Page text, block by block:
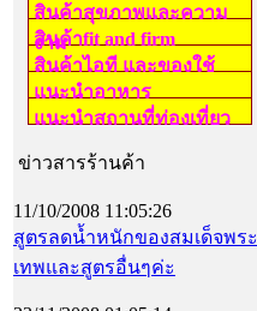
สินค้าสุขภาพและความ
งาม
สินค้าfit and firm
สินค้าไอที และของใช้
แนะนำอาหาร
แนะนำสถานที่ท่องเที่ยว
ข่าวสารร้านค้า
11/10/2008 11:05:26
สูตรลดน้ำหนักของสมเด็จพระ
เทพและสูตรอื่นๆค่ะ